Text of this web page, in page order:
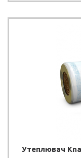
Утеплювач